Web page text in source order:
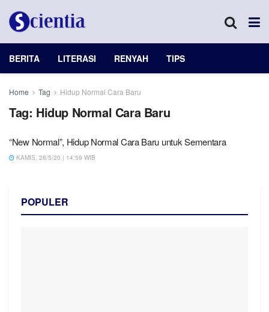
BERITA LITERASI RENYAH TIPS
Home Tag Hidup Normal Cara Baru
Tag: Hidup Normal Cara Baru
“New Normal”, Hidup Normal Cara Baru untuk Sementara
KAMIS, 28/5/20 | 14:59 WIB
POPULER